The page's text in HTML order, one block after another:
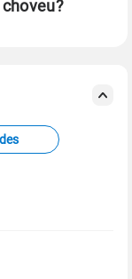
Previsão
dados